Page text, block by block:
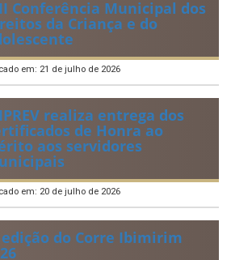
Lei de Acesso à Informação
Questionadas
Conferência Municipal dos
da Criança e do